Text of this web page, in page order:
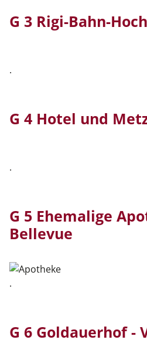
G 3 Rigi-Bahn-
.
G 4 Hotel und
.
G 5 Ehemalige
Bellevue
.
G 6 Goldauerhof -